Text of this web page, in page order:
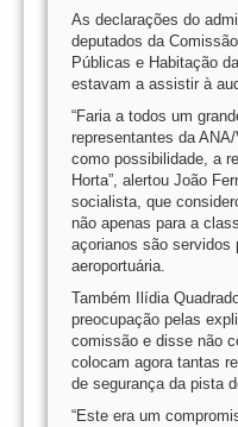
As declarações do
deputados da
Públicas e Habitação
estavam a assistir à
“Faria a todos um
representantes da
como possibilidade, a
Horta”, alertou João
socialista, que
não apenas para a
açorianos são servidos
aeroportuária.
Também Ilídia
preocupação pelas
comissão e disse não
colocam agora tantas
de segurança da pista
“Este era um